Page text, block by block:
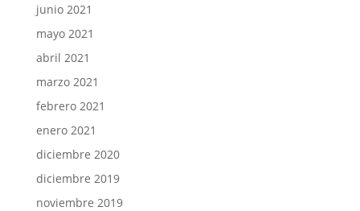
junio 2021
mayo 2021
abril 2021
marzo 2021
febrero 2021
enero 2021
diciembre 2020
diciembre 2019
noviembre 2019